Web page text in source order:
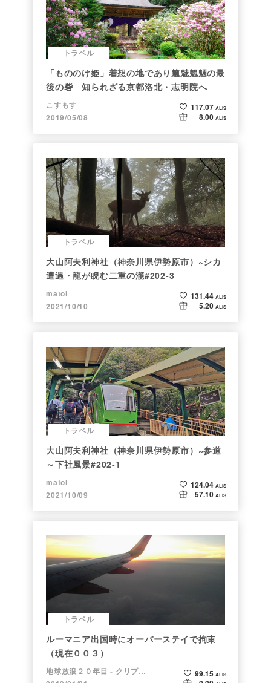
トラベル
「もののけ姫」着想の地であり魑魅魍魎の最
後の砦 知られざる京都洛北・志明院へ
こすもす
2019/05/08
117.07 ALIS
8.00 ALIS
トラベル
大山阿夫利神社（神奈川県伊勢原市）~シカ
遭遇・龍が睨む二重の瀧#202-3
matol
2021/10/10
131.44 ALIS
5.20 ALIS
トラベル
大山阿夫利神社（神奈川県伊勢原市）~参道
～下社風景#202-1
matol
2021/10/09
124.04 ALIS
57.10 ALIS
トラベル
ルーマニア出国時にオーバーステイで拘束
（現在００３）
地球放浪２０年目 - クリプトラベラー
99.15 ALIS